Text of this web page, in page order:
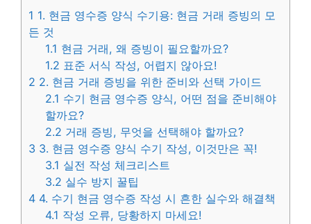
1 1. 현금 영수증 양식 수기용: 현금 거래 증빙의 모
든 것
1.1 현금 거래, 왜 증빙이 필요할까요?
1.2 표준 서식 작성, 어렵지 않아요!
2 2. 현금 거래 증빙을 위한 준비와 선택 가이드
2.1 수기 현금 영수증 양식, 어떤 점을 준비해야
할까요?
2.2 거래 증빙, 무엇을 선택해야 할까요?
3 3. 현금 영수증 양식 수기 작성, 이것만은 꼭!
3.1 실전 작성 체크리스트
3.2 실수 방지 꿀팁
4 4. 수기 현금 영수증 작성 시 흔한 실수와 해결책
4.1 작성 오류, 당황하지 마세요!